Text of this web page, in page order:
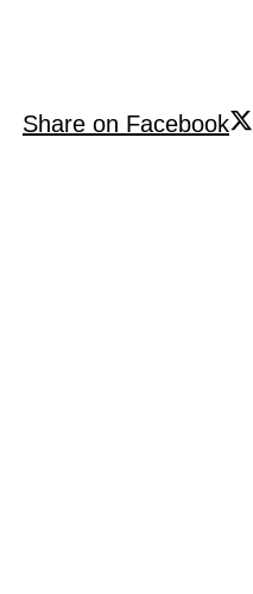
Share on Facebook